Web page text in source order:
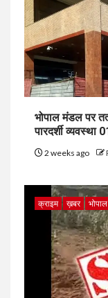
भोपाल मंडल पर
पारदर्शी
2 weeks ago
क्राइम ख़बर भोपाल